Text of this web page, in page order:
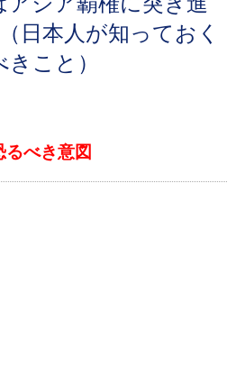
日本人が知っておく
きこと）
るべき意図